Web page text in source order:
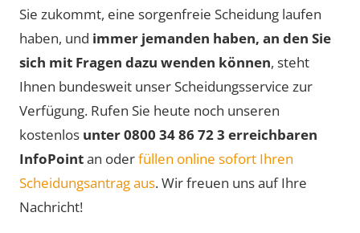
Sie zukommt, eine sorgenfreie Scheidung laufen
haben, und immer jemanden haben, an den Sie
sich mit Fragen dazu wenden können, steht
Ihnen bundesweit unser Scheidungsservice zur
Verfügung. Rufen Sie heute noch unseren
kostenlos unter 0800 34 86 72 3 erreichbaren
InfoPointan oderfüllen online sofort Ihren
Scheidungsantrag aus. Wir freuen uns auf Ihre
Nachricht!